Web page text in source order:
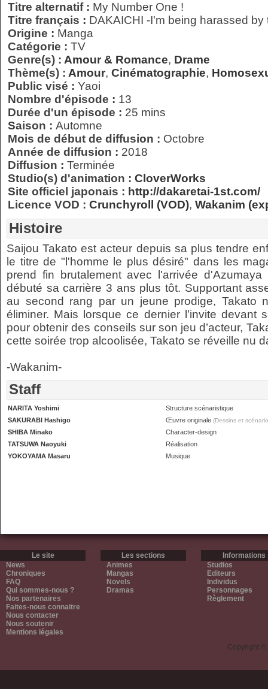
Titre alternatif : My Number One !
Titre français : DAKAICHI -I'm being harassed
Origine : Manga
Catégorie : TV
Genre(s) : Amour & Romance, Drame
Thème(s) : Amour, Cinématographie,
Public visé : Yaoi
Nombre d'épisode : 13
Durée d'un épisode : 25 mins
Saison : Automne
Mois de début de diffusion : Octobre
Année de diffusion : 2018
Diffusion : Terminée
Studio(s) d'animation : CloverWorks
Site officiel japonais : http://dakaretai-1st.com/
Licence VOD : Crunchyroll (VOD), Wakanim
Histoire
Saijou Takato est acteur depuis sa plus tendre
le titre de "l'homme le plus désiré" dans les
prend fin brutalement avec l'arrivée
débuté sa carrière 3 ans plus tôt. Supportant
au second rang par un jeune prodige, Takato
éliminer. Mais lorsque ce dernier l’invite devant
pour obtenir des conseils sur son jeu d’acteur,
cette soirée trop alcoolisée, Takato se réveille nu
-Wakanim-
Staff
NARITA Yoshimi
Structure scénaristique
SAKURABI Hashigo
Œuvre originale (Dessins et
SHIBA Minako
Character-design
TATSUWA Naoyuki
Réalisation
YOKOYAMA Masaru
Musique
Le site
News
Chroniques
FAQ
Qui sommes-nous ?
Nos partenaires
Faites-nous connaitre
Nous contacter
Nous soutenir
Mentions légales
Les sections
Animes
Mangas
Novels
Dramas
Informations
Studios
Editeurs
Individus
Personnages
Règlement
Copyright ©